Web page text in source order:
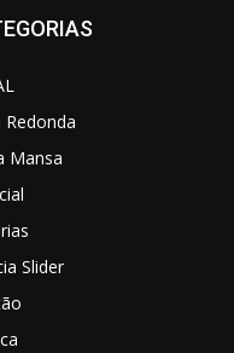
Redonda
Mansa
Slider